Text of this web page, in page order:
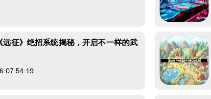
远征》绝招系统揭秘，开启不一样的武
07:54:19